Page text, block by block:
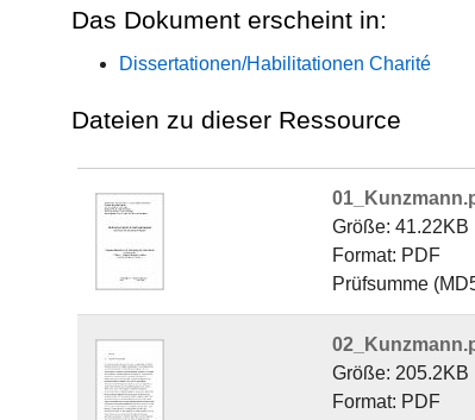
Das Dokument erscheint in:
Dissertationen/Habilitationen Charité
Dateien zu dieser Ressource
Größe: 41.22KB
Format: PDF
Prüfsumme
Größe: 205.2KB
Format: PDF